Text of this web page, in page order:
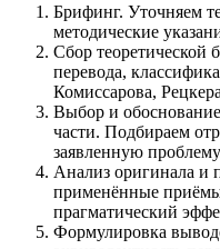
Брифинг. Уточняем
методические
Сбор теоретической
перевода,
Комиссарова,
Выбор и
части. Подбираем
заявленную
Анализ оригинала и
применённые
прагматический
Формулировка